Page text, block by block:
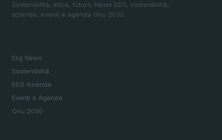
Sostenibilità, etica, futuro. News ESG, sostenibilità,
aziende, eventi e agenda Onu 2030.
Esg News
Sostenibilità
ESG Aziende
Eventi e Agenda
Onu 2030